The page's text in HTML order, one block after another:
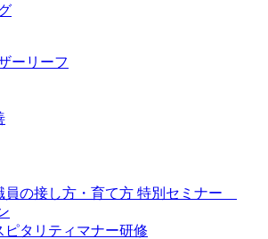
員の接し方・育て方 特別セミナー
ピタリティマナー研修